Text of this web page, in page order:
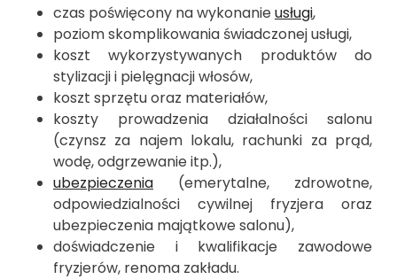
czas poświęcony na wykonanieusługi,
poziom skomplikowania świadczonej usługi,
koszt wykorzystywanych produktów do
stylizacji i pielęgnacji włosów,
koszt sprzętu oraz materiałów,
koszty prowadzenia działalności salonu
(czynsz za najem lokalu, rachunki za prąd,
wodę, odgrzewanie itp.),
ubezpieczenia (emerytalne, zdrowotne,
odpowiedzialności cywilnej fryzjera oraz
ubezpieczenia majątkowe salonu),
doświadczenie i kwalifikacje zawodowe
fryzjerów, renoma zakładu.